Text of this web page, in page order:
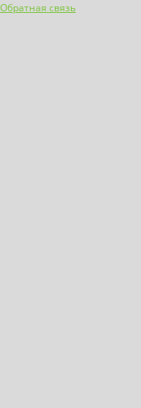
Обратная связь